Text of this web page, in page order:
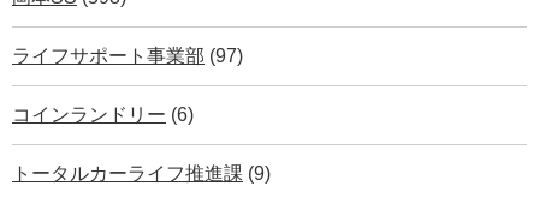
ライフサポート事業部 (97)
コインランドリー (6)
トータルカーライフ推進課 (9)